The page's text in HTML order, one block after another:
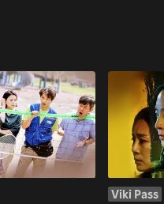
Viki Pass